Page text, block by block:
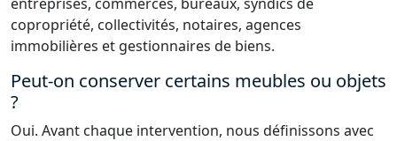
copropriété, collectivités, notaires, agences
immobilières et gestionnaires de biens.
Peut-on conserver certains meubles ou objets
?
Oui. Avant chaque intervention, nous définissons avec